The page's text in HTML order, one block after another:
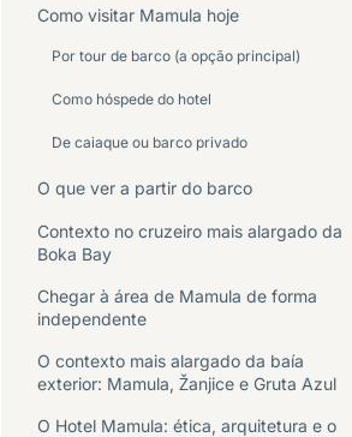
Como visitar Mamula hoje
Por tour de barco (a opção principal)
Como hóspede do hotel
De caiaque ou barco privado
O que ver a partir do barco
Contexto no cruzeiro mais alargado da
Boka Bay
Chegar à área de Mamula de forma
independente
O contexto mais alargado da baía
exterior: Mamula, Žanjice e Gruta Azul
O Hotel Mamula: ética, arquitetura e o